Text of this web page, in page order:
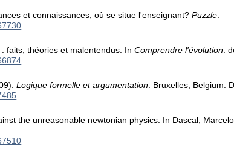
et connaissances, où se situe l'enseignant?Puzzle.
faits, théories et malentendus. InComprendre l'évolution.
Logique formelle et argumentation. Bruxelles, Belgium:
the unreasonable newtonian physics. In Dascal,